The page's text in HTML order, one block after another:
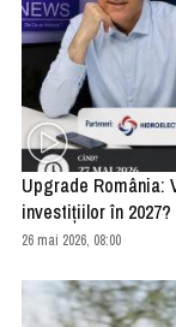
Upgrade România:
investițiilor în 2027?
26 mai 2026, 08:00